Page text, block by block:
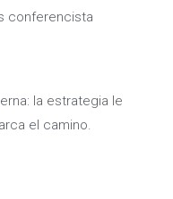
conferencista
la estrategia le
el camino.